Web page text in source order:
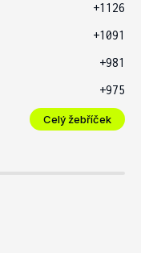
+1126
+1091
+981
+975
Celý žebříček